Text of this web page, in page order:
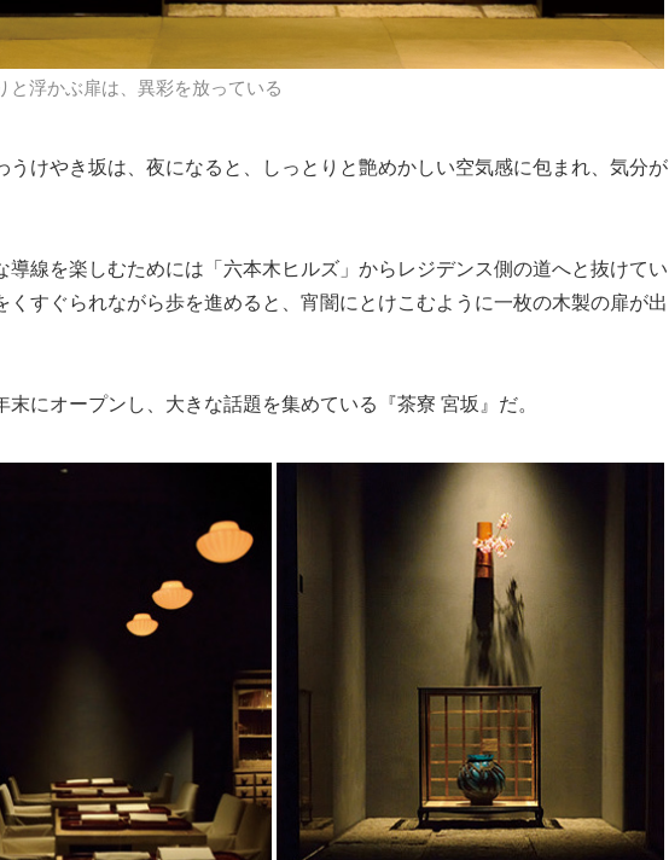
と浮かぶ扉は、異彩を放っている
うけやき坂は、夜になると、しっとりと艶めかしい空気感に包まれ、気分が
導線を楽しむためには「六本木ヒルズ」からレジデンス側の道へと抜けてい
くすぐられながら歩を進めると、宵闇にとけこむように一枚の木製の扉が出
末にオープンし、大きな話題を集めている『茶寮 宮坂』だ。